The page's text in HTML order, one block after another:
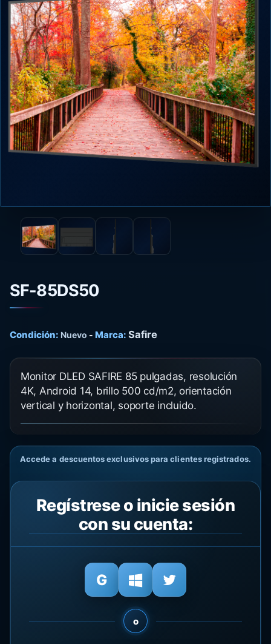
SF-85DS50
Condición: Nuevo - Marca: Safire
Monitor DLED SAFIRE 85 pulgadas, resolución
4K, Android 14, brillo 500 cd/m2, orientación
vertical y horizontal, soporte incluido.
Accede a descuentos exclusivos para clientes registrados.
Regístrese o inicie sesión
con su cuenta:
o